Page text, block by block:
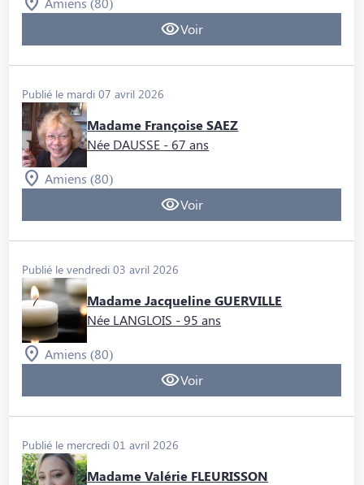
Voir
Publié le mardi 07 avril 2026
Madame Françoise SAEZ
Née DAUSSE - 67 ans
Amiens (80)
Voir
Publié le vendredi 03 avril 2026
Madame Jacqueline GUERVILLE
Née LANGLOIS - 95 ans
Amiens (80)
Voir
Publié le mercredi 01 avril 2026
Madame Valérie FLEURISSON